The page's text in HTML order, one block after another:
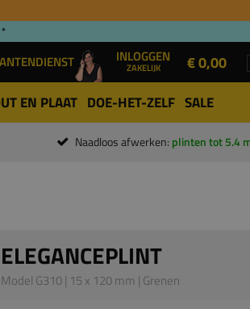
INLOGGEN
ZAKELIJK € 0,00
EN PLAAT DOE-HET-ZELF SALE
Naadloos afwerken: plinten tot 5.4
ELEGANCEPLINT
Model G310 | 15 x 120 mm | Grenen